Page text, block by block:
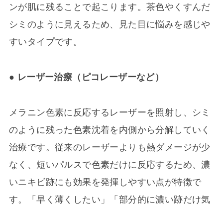
ンが肌に残ることで起こります。茶色やくすんだ
シミのように見えるため、見た目に悩みを感じや
すいタイプです。
● レーザー治療（ピコレーザーなど）
メラニン色素に反応するレーザーを照射し、シミ
のように残った色素沈着を内側から分解していく
治療です。従来のレーザーよりも熱ダメージが少
なく、短いパルスで色素だけに反応するため、濃
いニキビ跡にも効果を発揮しやすい点が特徴で
す。「早く薄くしたい」「部分的に濃い跡だけ気